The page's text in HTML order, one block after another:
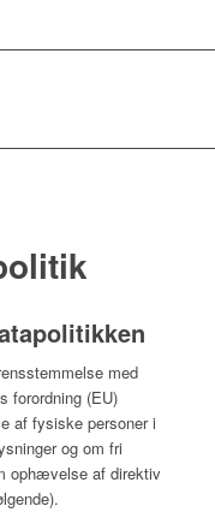
med
forordning (EU)
af fysiske personer i
og om fri
ophævelse af direktiv